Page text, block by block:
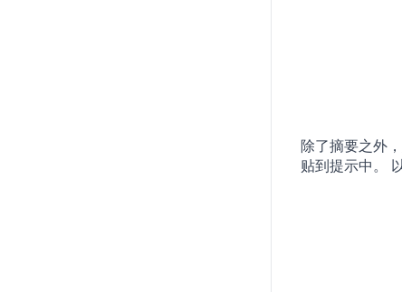
除了摘要之外
贴到提示中。